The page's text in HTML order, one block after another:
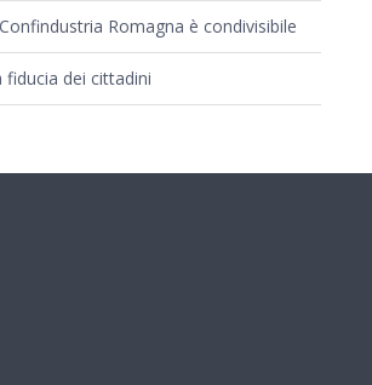
Romagna è condivisibile
fiducia dei cittadini